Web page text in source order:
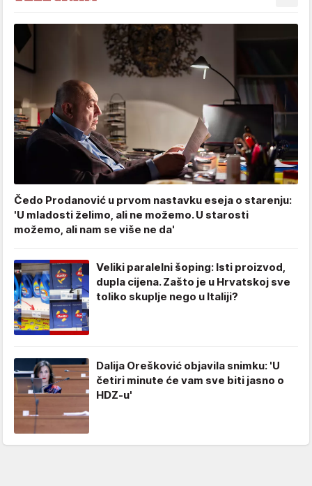
Čedo Prodanović u prvom nastavku eseja o starenju:
'U mladosti želimo, ali ne možemo. U starosti
možemo, ali nam se više ne da'
Veliki paralelni šoping: Isti proizvod,
dupla cijena. Zašto je u Hrvatskoj sve
toliko skuplje nego u Italiji?
Dalija Orešković objavila snimku: 'U
četiri minute će vam sve biti jasno o
HDZ-u'